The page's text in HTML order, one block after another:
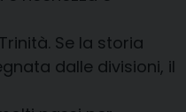
Se la storia
dalle divisioni, il